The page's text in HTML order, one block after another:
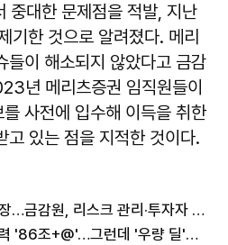
중대한 문제점을 적발, 지난
기한 것으로 알려졌다. 메리
들이 해소되지 않았다고 금감
년 메리츠증권 임직원들이
사전에 입수해 이득을 취한
고 있는 점을 지적한 것이다.
발행어음·IMA 시장 대확장…금감원, 리스크 관리·투자자 보호 강화 주문
증권사 IMA·발행어음 여력 '86조+@'…그런데 '우량 딜'이 없다 外